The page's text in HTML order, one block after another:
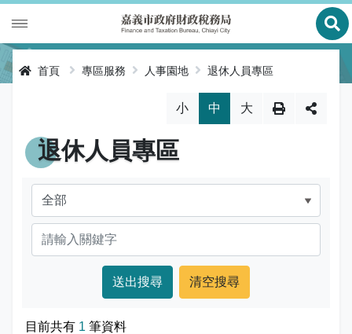
展
財金及菸酒管理
房屋稅
土地增值稅
契稅
使用牌照稅
線上申辦
申辦進度查詢及補件
線上查詢與試算
網路申報
便民服務
節稅健檢
客服諮詢
多元繳稅管道
公告資訊
財稅新聞
公告訊息
專區服務
全功能櫃臺服務專區
創新便民服務措施
本局沿革
首頁 專區服務 人事園地 退休人員專區
小 中 大
退休人員專區
目前共有 1 筆資料